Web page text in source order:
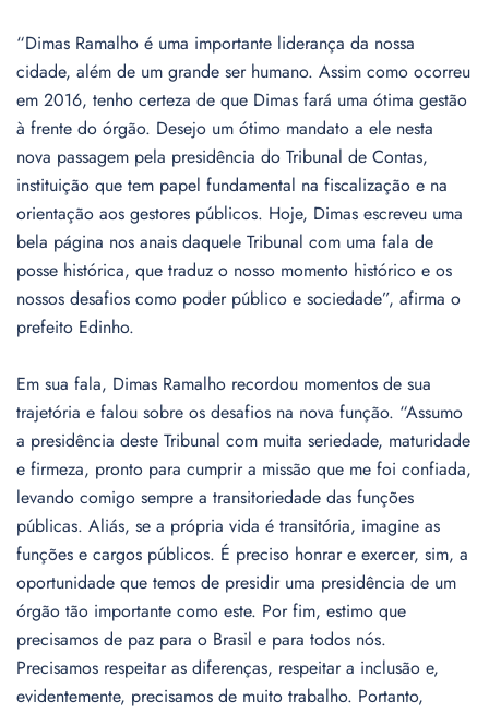
“Dimas Ramalho é uma importante liderança da nossa
cidade, além de um grande ser humano. Assim como ocorreu
em 2016, tenho certeza de que Dimas fará uma ótima gestão
à frente do órgão. Desejo um ótimo mandato a ele nesta
nova passagem pela presidência do Tribunal de Contas,
instituição que tem papel fundamental na fiscalização e na
orientação aos gestores públicos. Hoje, Dimas escreveu uma
bela página nos anais daquele Tribunal com uma fala de
posse histórica, que traduz o nosso momento histórico e os
nossos desafios como poder público e sociedade”, afirma o
prefeito Edinho.
Em sua fala, Dimas Ramalho recordou momentos de sua
trajetória e falou sobre os desafios na nova função. “Assumo
a presidência deste Tribunal com muita seriedade, maturidade
e firmeza, pronto para cumprir a missão que me foi confiada,
levando comigo sempre a transitoriedade das funções
públicas. Aliás, se a própria vida é transitória, imagine as
funções e cargos públicos. É preciso honrar e exercer, sim, a
oportunidade que temos de presidir uma presidência de um
órgão tão importante como este. Por fim, estimo que
precisamos de paz para o Brasil e para todos nós.
Precisamos respeitar as diferenças, respeitar a inclusão e,
evidentemente, precisamos de muito trabalho. Portanto,